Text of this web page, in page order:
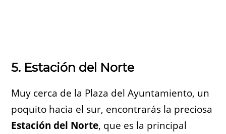
5. Estación del Norte
Muy cerca de la Plaza del Ayuntamiento, un
poquito hacia el sur, encontrarás la preciosa
Estación del Norte, que es la principal